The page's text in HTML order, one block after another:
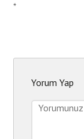
*
Yorum Yap